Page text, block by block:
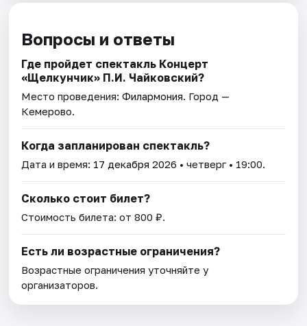
Вопросы и ответы
Где пройдет спектакль Концерт
«Щелкунчик» П.И. Чайковский?
Место проведения:Филармония. Город —
Кемерово.
Когда запланирован спектакль?
Дата и время: 17 декабря 2026 • четверг • 19:00.
Сколько стоит билет?
Стоимость билета: от 800 ₽.
Есть ли возрастные ограничения?
Возрастные ограничения уточняйте у
организаторов.